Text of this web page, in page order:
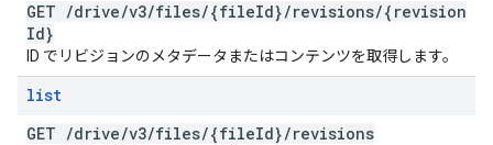
GET /drive/v3/files/{fileId}/revisions/{revision
Id}
ID でリビジョンのメタデータまたはコンテンツを取得します。
list
GET /drive/v3/files/{fileId}/revisions